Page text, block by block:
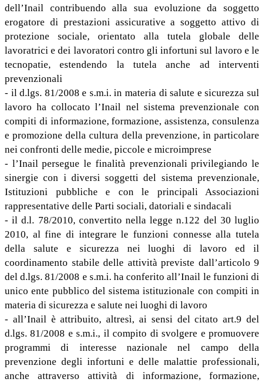
dell’Inail contribuendo alla sua evoluzione da soggetto
erogatore di prestazioni assicurative a soggetto attivo di
protezione sociale, orientato alla tutela globale delle
lavoratrici e dei lavoratori contro gli infortuni sul lavoro e le
tecnopatie, estendendo la tutela anche ad interventi
prevenzionali
- il d.lgs. 81/2008 e s.m.i. in materia di salute e sicurezza sul
lavoro ha collocato l’Inail nel sistema prevenzionale con
compiti di informazione, formazione, assistenza, consulenza
e promozione della cultura della prevenzione, in particolare
nei confronti delle medie, piccole e microimprese
- l’Inail persegue le finalità prevenzionali privilegiando le
sinergie con i diversi soggetti del sistema prevenzionale,
Istituzioni pubbliche e con le principali Associazioni
rappresentative delle Parti sociali, datoriali e sindacali
- il d.l. 78/2010, convertito nella legge n.122 del 30 luglio
2010, al fine di integrare le funzioni connesse alla tutela
della salute e sicurezza nei luoghi di lavoro ed il
coordinamento stabile delle attività previste dall’articolo 9
del d.lgs. 81/2008 e s.m.i. ha conferito all’Inail le funzioni di
unico ente pubblico del sistema istituzionale con compiti in
materia di sicurezza e salute nei luoghi di lavoro
- all’Inail è attribuito, altresì, ai sensi del citato art.9 del
d.lgs. 81/2008 e s.m.i., il compito di svolgere e promuovere
programmi di interesse nazionale nel campo della
prevenzione degli infortuni e delle malattie professionali,
anche attraverso attività di informazione, formazione,